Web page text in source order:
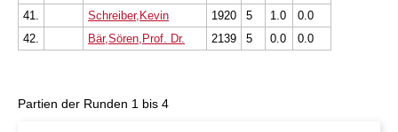
41.
Schreiber,Kevin 1920 5 1.0
0.0
42.
Bär,Sören,Prof. Dr. 2139 5 0.0 0.0
Partien der Runden 1 bis 4